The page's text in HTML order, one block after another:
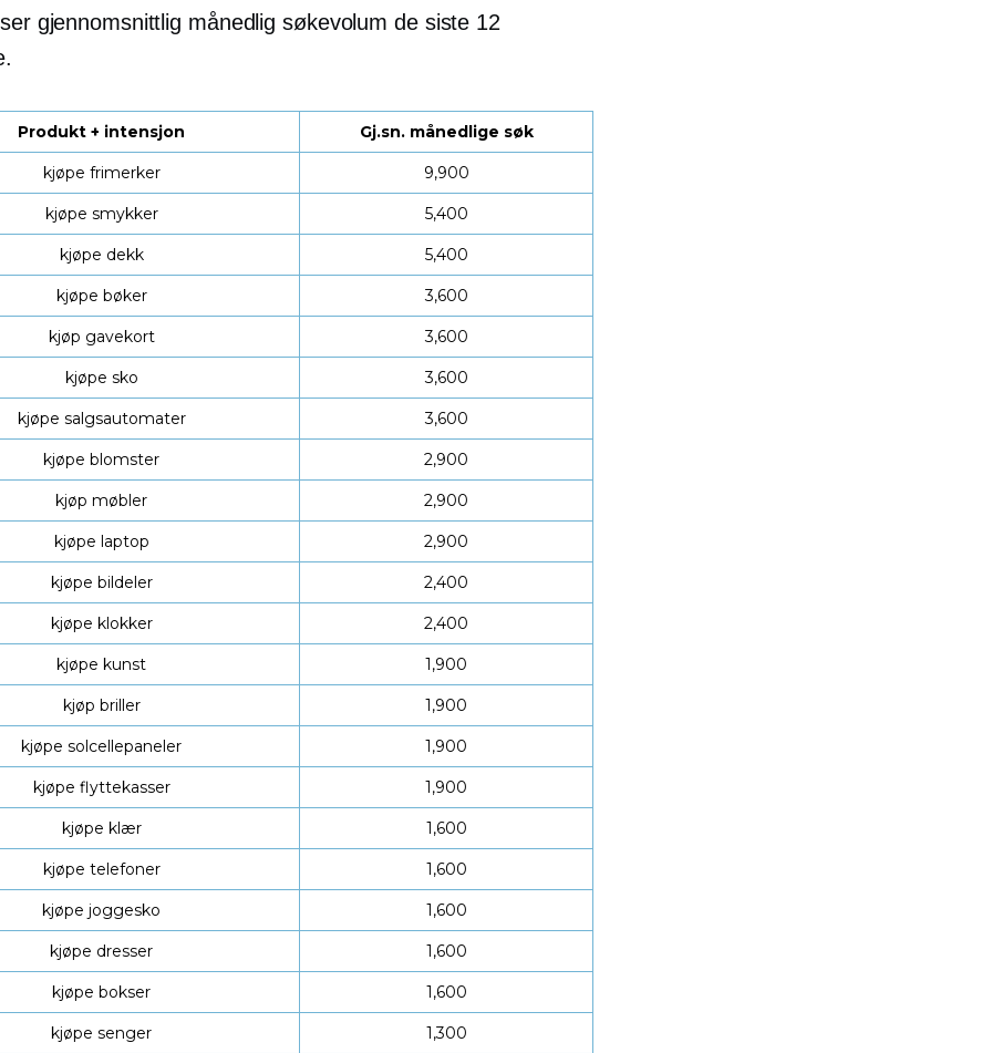
gjennomsnittlig månedlig søkevolum de siste 12
Produkt + intensjon Gj.sn. månedlige søk
kjøpe frimerker 9,900
kjøpe smykker 5,400
kjøpe dekk 5,400
kjøpe bøker 3,600
kjøp gavekort 3,600
kjøpe sko 3,600
kjøpe salgsautomater 3,600
kjøpe blomster 2,900
kjøp møbler 2,900
kjøpe laptop 2,900
kjøpe bildeler 2,400
kjøpe klokker 2,400
kjøpe kunst 1,900
kjøp briller 1,900
kjøpe solcellepaneler 1,900
kjøpe flyttekasser 1,900
kjøpe klær 1,600
kjøpe telefoner 1,600
kjøpe joggesko 1,600
kjøpe dresser 1,600
kjøpe bokser 1,600
kjøpe senger 1,300